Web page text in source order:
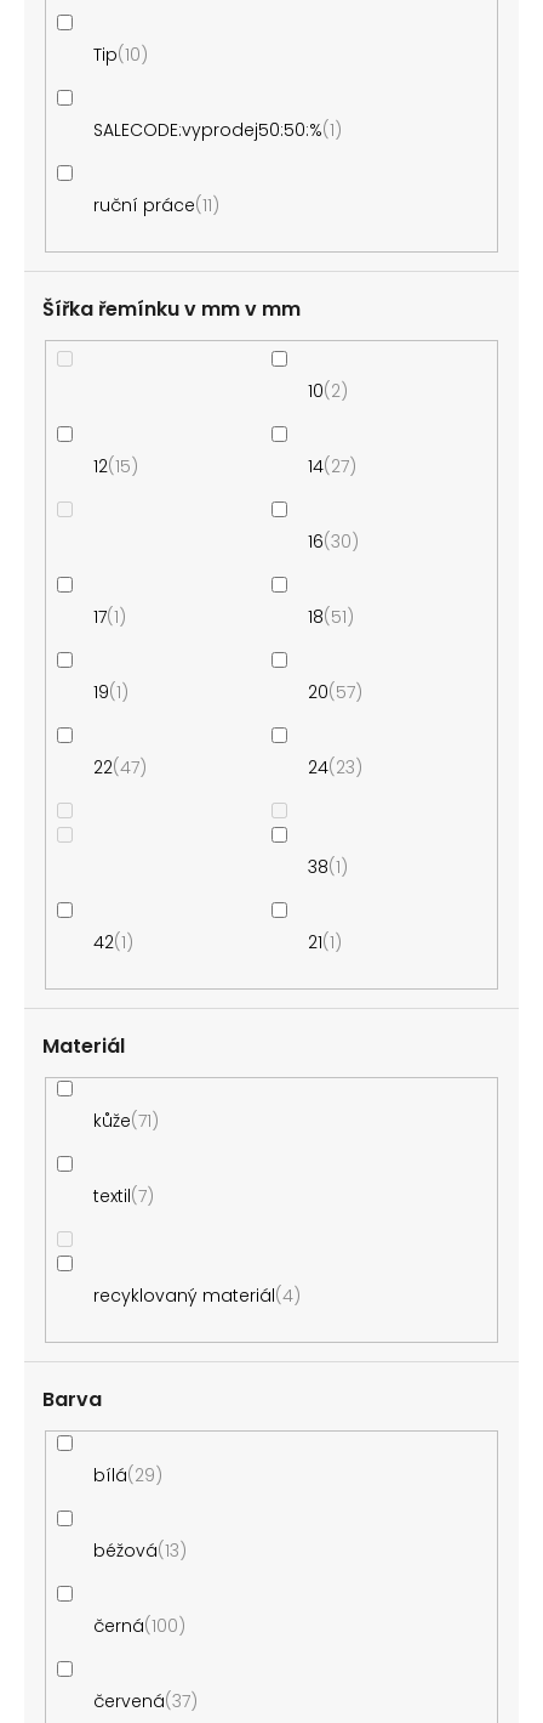
Tip 10
SALECODE:vyprodej50:50:% 1
ruční práce 11
Barva
bílá 29
béžová 13
černá 100
červená 37
Materiál
kůže 71
textil 7
recyklovaný materiál 4
Šířka řemínku v mm
10 2
12 15 14 27
16 30
17 1 18 51
19 1 20 57
22 47 24 23
38 1
42 1 21 1